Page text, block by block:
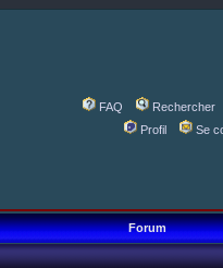
FAQ
Rechercher
Profil
Se
Forum